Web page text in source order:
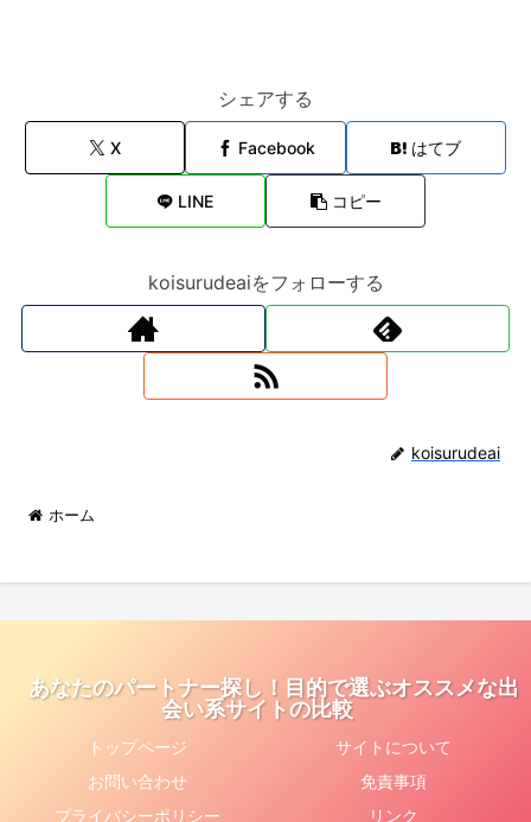
シェアする
X Facebook はてブ
LINE コピー
koisurudeaiをフォローする
koisurudeai
ホーム
あなたのパートナー探し！目的で選ぶオススメな出
会い系サイトの比較
トップページ
サイトについて
お問い合わせ
免責事項
プライバシーポリシー
リンク